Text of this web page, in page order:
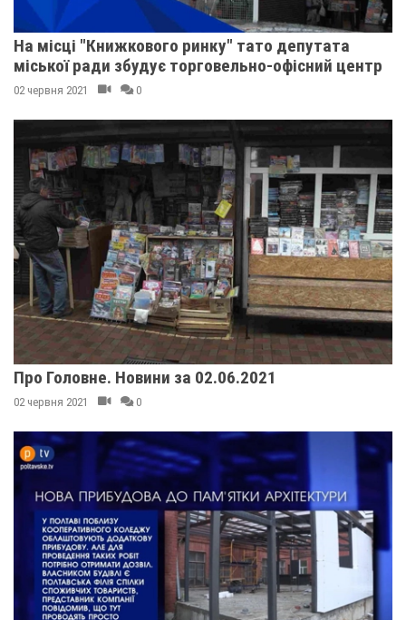
На місці "Книжкового ринку" тато депутата
міської ради збудує торговельно-офісний центр
02 червня 2021 0
Про Головне. Новини за 02.06.2021
02 червня 2021 0